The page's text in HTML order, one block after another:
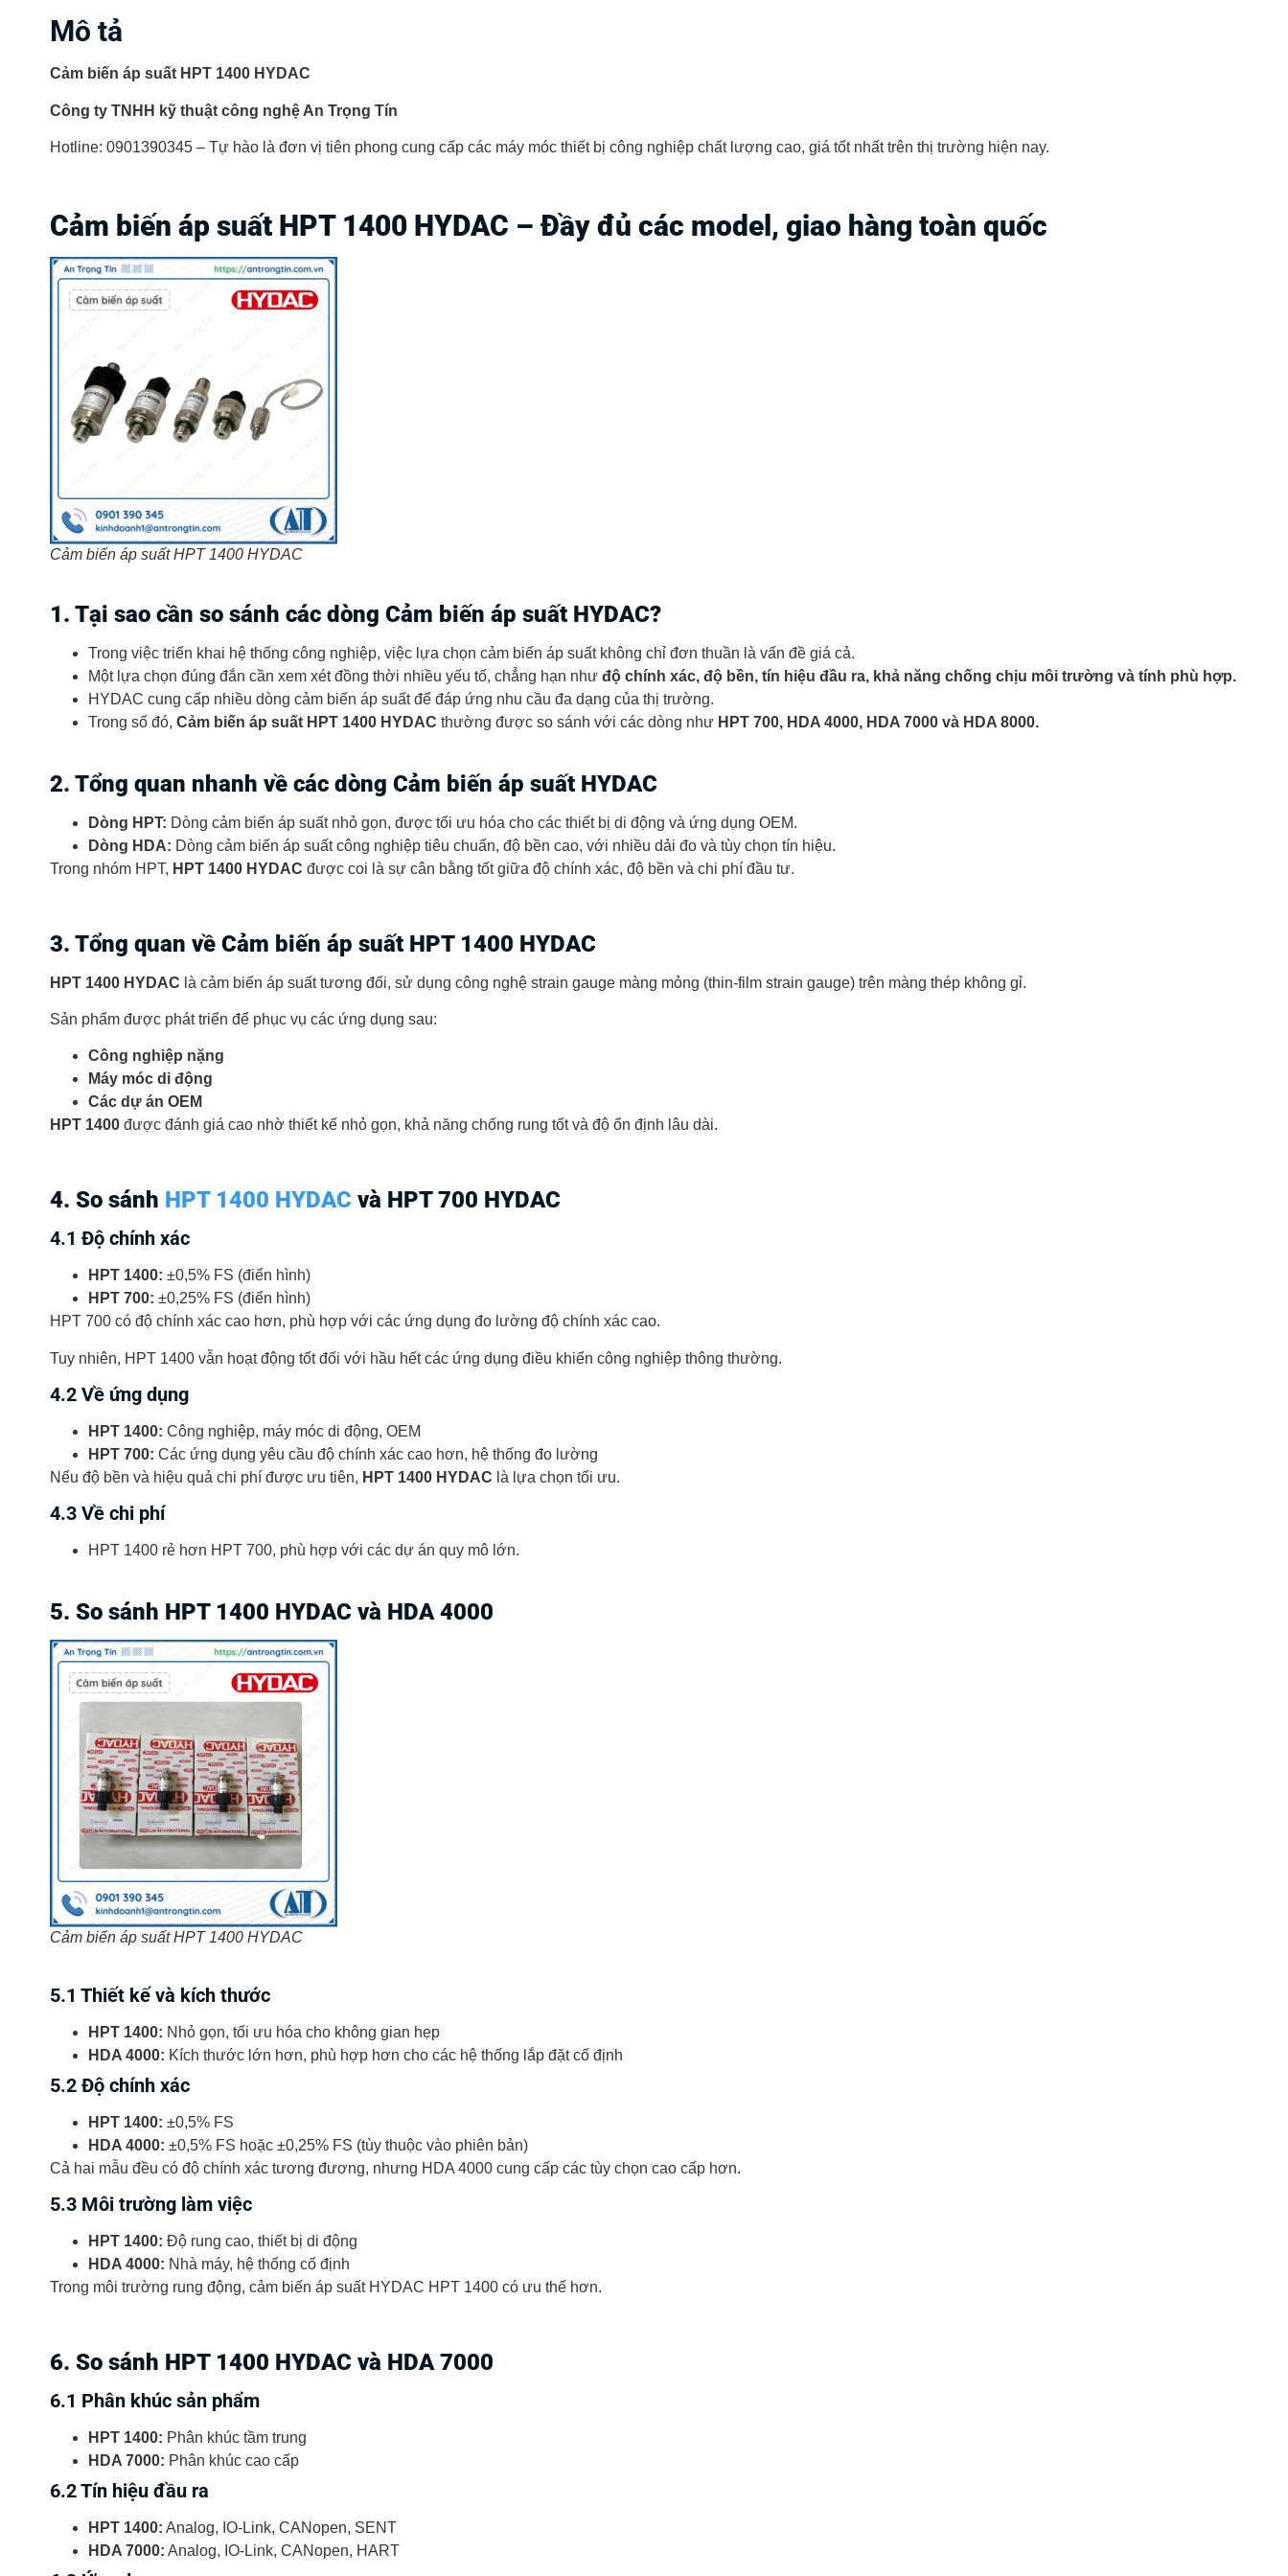
Mô tả
Cảm biến áp suất HPT 1400 HYDAC
Công ty TNHH kỹ thuật công nghệ An Trọng Tín
Hotline: 0901390345 – Tự hào là đơn vị tiên phong cung cấp các máy móc thiết bị công nghiệp chất lượng cao, giá tốt nhất trên thị trường hiện nay.
Cảm biến áp suất HPT 1400 HYDAC – Đầy đủ các model, giao hàng toàn quốc
Cảm biến áp suất HPT 1400 HYDAC
1. Tại sao cần so sánh các dòng Cảm biến áp suất HYDAC?
Trong việc triển khai hệ thống công nghiệp, việc lựa chọn cảm biến áp suất không chỉ đơn thuần là vấn đề giá cả.
Một lựa chọn đúng đắn cần xem xét đồng thời nhiều yếu tố, chẳng hạn như độ chính xác, độ bền, tín hiệu đầu ra, khả năng chống chịu môi trường và tính phù hợp.
HYDAC cung cấp nhiều dòng cảm biến áp suất để đáp ứng nhu cầu đa dạng của thị trường.
Trong số đó, Cảm biến áp suất HPT 1400 HYDAC thường được so sánh với các dòng như HPT 700, HDA 4000, HDA 7000 và HDA 8000.
2. Tổng quan nhanh về các dòng Cảm biến áp suất HYDAC
Dòng HPT: Dòng cảm biến áp suất nhỏ gọn, được tối ưu hóa cho các thiết bị di động và ứng dụng OEM.
Dòng HDA: Dòng cảm biến áp suất công nghiệp tiêu chuẩn, độ bền cao, với nhiều dải đo và tùy chọn tín hiệu.
Trong nhóm HPT, HPT 1400 HYDAC được coi là sự cân bằng tốt giữa độ chính xác, độ bền và chi phí đầu tư.
3. Tổng quan về Cảm biến áp suất HPT 1400 HYDAC
HPT 1400 HYDAC là cảm biến áp suất tương đối, sử dụng công nghệ strain gauge màng mỏng (thin-film strain gauge) trên màng thép không gỉ.
Sản phẩm được phát triển để phục vụ các ứng dụng sau:
Công nghiệp nặng
Máy móc di động
Các dự án OEM
HPT 1400 được đánh giá cao nhờ thiết kế nhỏ gọn, khả năng chống rung tốt và độ ổn định lâu dài.
4. So sánh HPT 1400 HYDAC và HPT 700 HYDAC
4.1 Độ chính xác
HPT 1400: ±0,5% FS (điển hình)
HPT 700: ±0,25% FS (điển hình)
HPT 700 có độ chính xác cao hơn, phù hợp với các ứng dụng đo lường độ chính xác cao.
Tuy nhiên, HPT 1400 vẫn hoạt động tốt đối với hầu hết các ứng dụng điều khiển công nghiệp thông thường.
4.2 Về ứng dụng
HPT 1400: Công nghiệp, máy móc di động, OEM
HPT 700: Các ứng dụng yêu cầu độ chính xác cao hơn, hệ thống đo lường
Nếu độ bền và hiệu quả chi phí được ưu tiên, HPT 1400 HYDAC là lựa chọn tối ưu.
4.3 Về chi phí
HPT 1400 rẻ hơn HPT 700, phù hợp với các dự án quy mô lớn.
5. So sánh HPT 1400 HYDAC và HDA 4000
Cảm biến áp suất HPT 1400 HYDAC
5.1 Thiết kế và kích thước
HPT 1400: Nhỏ gọn, tối ưu hóa cho không gian hẹp
HDA 4000: Kích thước lớn hơn, phù hợp hơn cho các hệ thống lắp đặt cố định
5.2 Độ chính xác
HPT 1400: ±0,5% FS
HDA 4000: ±0,5% FS hoặc ±0,25% FS (tùy thuộc vào phiên bản)
Cả hai mẫu đều có độ chính xác tương đương, nhưng HDA 4000 cung cấp các tùy chọn cao cấp hơn.
5.3 Môi trường làm việc
HPT 1400: Độ rung cao, thiết bị di động
HDA 4000: Nhà máy, hệ thống cố định
Trong môi trường rung động, cảm biến áp suất HYDAC HPT 1400 có ưu thế hơn.
6. So sánh HPT 1400 HYDAC và HDA 7000
6.1 Phân khúc sản phẩm
HPT 1400: Phân khúc tầm trung
HDA 7000: Phân khúc cao cấp
6.2 Tín hiệu đầu ra
HPT 1400: Analog, IO-Link, CANopen, SENT
HDA 7000: Analog, IO-Link, CANopen, HART